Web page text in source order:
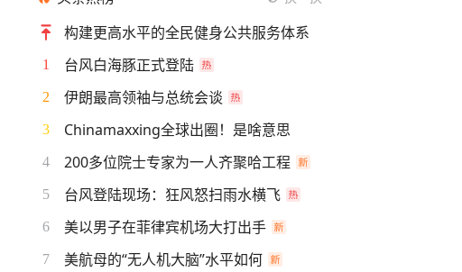
构建更高水平的全民健身公共服务体系
1 台风白海豚正式登陆
2 伊朗最高领袖与总统会谈
3 Chinamaxxing全球出圈！是啥意思
4 200多位院士专家为一人齐聚哈工程
5 台风登陆现场：狂风怒扫雨水横飞
6 美以男子在菲律宾机场大打出手
7 美航母的“无人机大脑”水平如何